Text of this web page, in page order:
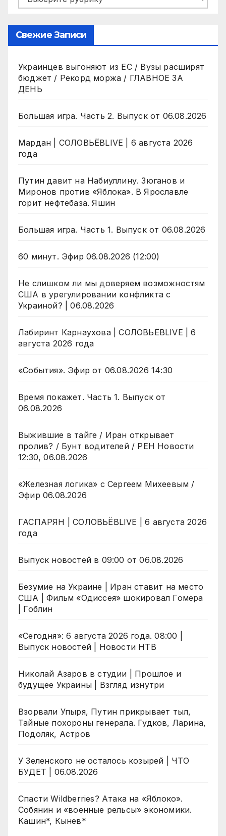
Свежие Записи
Украинцев выгоняют из ЕС / Вузы расширят
бюджет / Рекорд моржа / ГЛАВНОЕ ЗА
ДЕНЬ
Большая игра. Часть 2. Выпуск от 06.08.2026
Мардан | СОЛОВЬЁВLIVE | 6 августа 2026
года
Путин давит на Набиуллину. Зюганов и
Миронов против «Яблока». В Ярославле
горит нефтебаза. Яшин
Большая игра. Часть 1. Выпуск от 06.08.2026
60 минут. Эфир 06.08.2026 (12:00)
Не слишком ли мы доверяем возможностям
США в урегулировании конфликта с
Украиной? | 06.08.2026
Лабиринт Карнаухова | СОЛОВЬЁВLIVE | 6
августа 2026 года
«События». Эфир от 06.08.2026 14:30
Время покажет. Часть 1. Выпуск от
06.08.2026
Выжившие в тайге / Иран открывает
пролив? / Бунт водителей / РЕН Новости
12:30, 06.08.2026
«Железная логика» с Сергеем Михеевым /
Эфир 06.08.2026
ГАСПАРЯН | СОЛОВЬЁВLIVE | 6 августа 2026
года
Выпуск новостей в 09:00 от 06.08.2026
Безумие на Украине | Иран ставит на место
США | Фильм «Одиссея» шокировал Гомера
| Гоблин
«Сегодня»: 6 августа 2026 года. 08:00 |
Выпуск новостей | Новости НТВ
Николай Азаров в студии | Прошлое и
будущее Украины | Взгляд изнутри
Взорвали Упыря, Путин прикрывает тыл,
Тайные похороны генерала. Гудков, Ларина,
Подоляк, Астров
У Зеленского не осталось козырей | ЧТО
БУДЕТ | 06.08.2026
Спасти Wildberries? Атака на «Яблоко».
Собянин и «военные рельсы» экономики.
Кашин*, Кынев*